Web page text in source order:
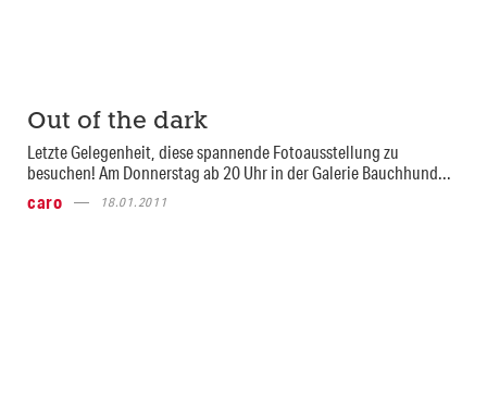
Out of the dark
Letzte Gelegenheit, diese spannende Fotoausstellung zu
besuchen! Am Donnerstag ab 20 Uhr in der Galerie Bauchhund...
caro
18.01.2011